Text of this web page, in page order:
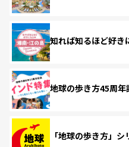
知れば知るほど好き
地球の歩き方45周年
「地球の歩き方」